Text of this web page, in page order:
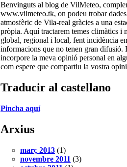
Benvinguts al blog de VilMeteo,
www.vilmeteo.tk, on podeu trobar
atmosfèric de Vila-real gràcies a una
pròpia. Aquí tractarem temes climàtics i
global, regional i local, fent incidència
informacions que no tenen gran difusió.
incorpore la meva opinió personal en
com espere que compartiu la vostra
Traducir al castellano
Pincha aquí
Arxius
març 2013 (1)
novembre 2011 (3)